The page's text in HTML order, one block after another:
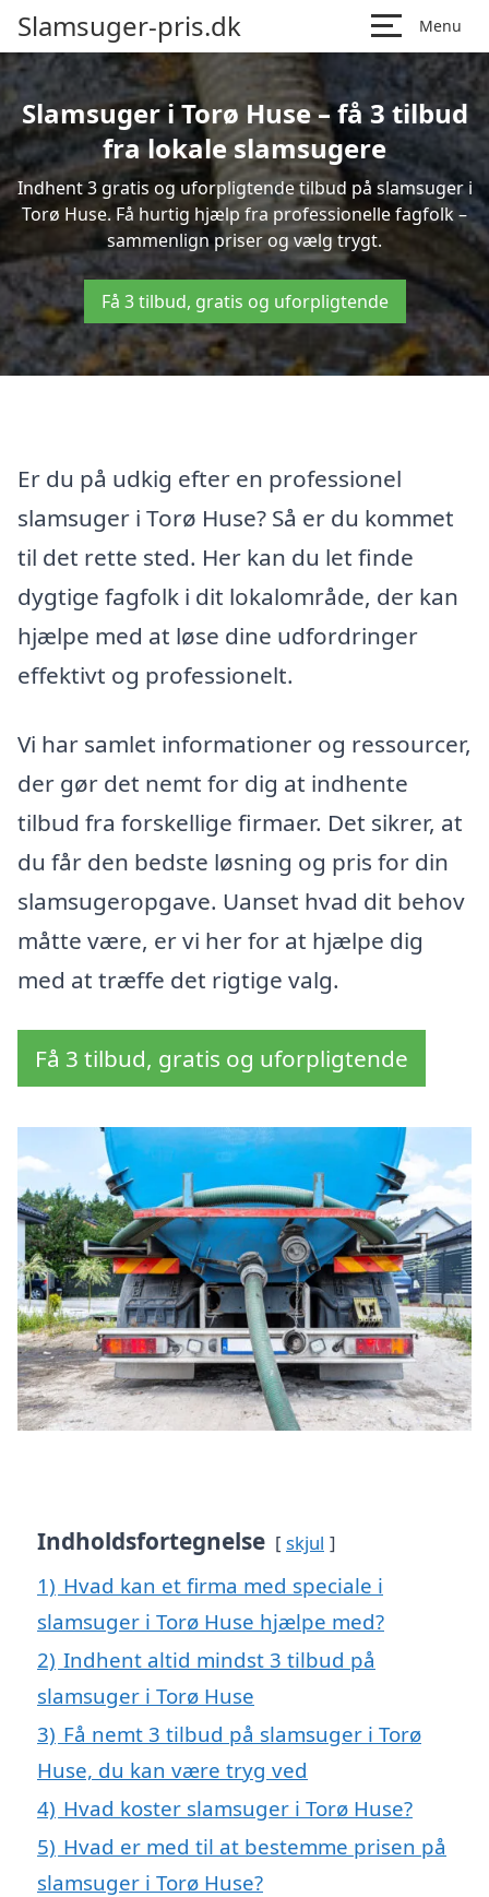
Slamsuger-pris.dk Menu
Slamsuger i Torø Huse – få 3 tilbud
fra lokale slamsugere
Indhent 3 gratis og uforpligtende tilbud på slamsuger i
Torø Huse. Få hurtig hjælp fra professionelle fagfolk –
sammenlign priser og vælg trygt.
Få 3 tilbud, gratis og uforpligtende
Er du på udkig efter en professionel
slamsuger i Torø Huse? Så er du kommet
til det rette sted. Her kan du let finde
dygtige fagfolk i dit lokalområde, der kan
hjælpe med at løse dine udfordringer
effektivt og professionelt.
Vi har samlet informationer og ressourcer,
der gør det nemt for dig at indhente
tilbud fra forskellige firmaer. Det sikrer, at
du får den bedste løsning og pris for din
slamsugeropgave. Uanset hvad dit behov
måtte være, er vi her for at hjælpe dig
med at træffe det rigtige valg.
Få 3 tilbud, gratis og uforpligtende
Indholdsfortegnelse skjul
1) Hvad kan et firma med speciale i
slamsuger i Torø Huse hjælpe med?
2) Indhent altid mindst 3 tilbud på
slamsuger i Torø Huse
3) Få nemt 3 tilbud på slamsuger i Torø
Huse, du kan være tryg ved
4) Hvad koster slamsuger i Torø Huse?
5) Hvad er med til at bestemme prisen på
slamsuger i Torø Huse?